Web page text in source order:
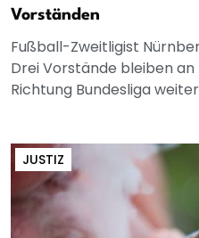
Vorständen
Fußball-Zweitligist
Drei Vorstände bleiben an
Richtung Bundesliga
JUSTIZ